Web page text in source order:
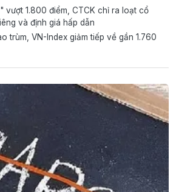
vượt 1.800 điểm, CTCK chỉ ra loạt cổ
và định giá hấp dẫn
trùm, VN-Index giảm tiếp về gần 1.760